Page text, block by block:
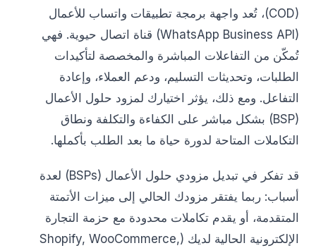
(COD)، تُعد واجهة برمجة تطبيقات واتساب للأعمال
(WhatsApp Business API) قناة اتصال حيوية. فهي
تُمكّن من التفاعلات المباشرة والمخصصة لتأكيدات
الطلبات، وتحديثات التسليم، ودعم العملاء، وإعادة
التفاعل. ومع ذلك، يؤثر اختيارك لمزود حلول الأعمال
(BSP) بشكل مباشر على الكفاءة والتكلفة ونطاق
التكاملات المتاحة لدورة حياة ما بعد الطلب بأكملها.
قد تفكر في تبديل مزودي حلول الأعمال (BSPs) لعدة
أسباب: ربما يفتقر مزودك الحالي إلى ميزات الأتمتة
المتقدمة، أو يقدم تكاملات محدودة مع حزمة التجارة
الإلكترونية الحالية لديك (Shopify, WooCommerce,